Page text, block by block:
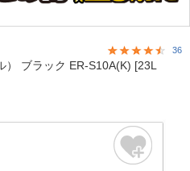
36
ブラック ER-S10A(K) [23L